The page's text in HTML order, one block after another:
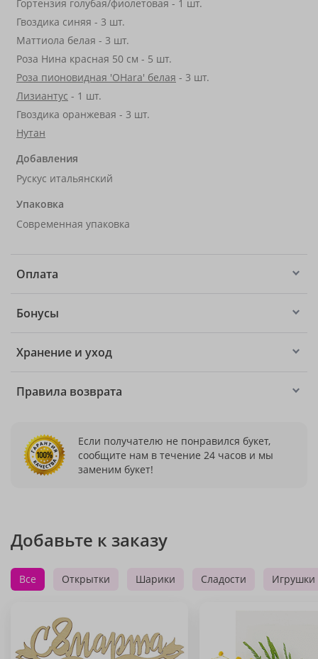
Гортензия голубая/фиолетовая - 1 шт.
Гвоздика синяя - 3 шт.
Маттиола белая - 3 шт.
Роза Нина красная 50 см - 5 шт.
Роза пионовидная 'OHara' белая - 3 шт.
Лизиантус - 1 шт.
Гвоздика оранжевая - 3 шт.
Нутан
Добавления
Рускус итальянский
Упаковка
Современная упаковка
Оплата
Бонусы
Хранение и уход
Правила возврата
Если получателю не понравился букет,
сообщите нам в течение 24 часов и мы
заменим букет!
Добавьте к заказу
Все Открытки Шарики Сладости Игрушки